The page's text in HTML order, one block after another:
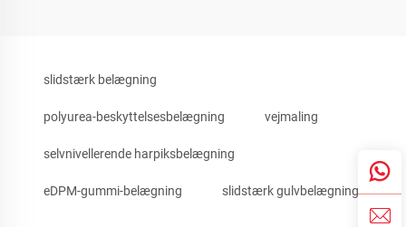
slidstærk belægning
polyurea-beskyttelsesbelægning vejmaling
selvnivellerende harpiksbelægning
eDPM-gummi-belægning slidstærk gulvbelægning